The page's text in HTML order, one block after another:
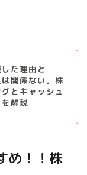
た理由と
関係ない。株
とキャッシュ
解説
め！！株